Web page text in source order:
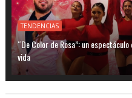
TENDENCIAS
“De Color de Rosa”: un
vida